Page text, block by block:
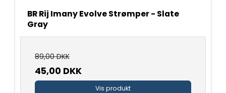
BR Rij Imany Evolve Strømper - Slate
Gray
89,00 DKK
45,00 DKK
Vis produkt